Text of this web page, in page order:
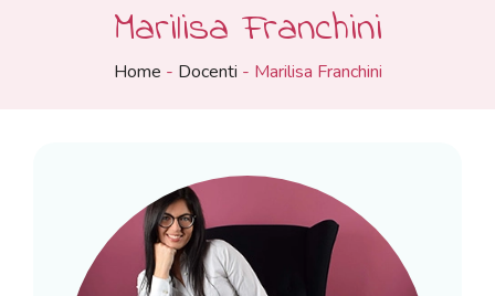
Marilisa Franchini
Home - Docenti - Marilisa Franchini